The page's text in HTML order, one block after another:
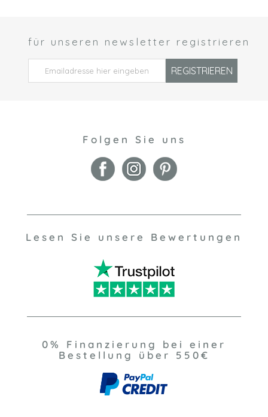
für unseren newsletter registrieren
REGISTRIEREN
Folgen Sie uns
Lesen Sie unsere Bewertungen
0% Finanzierung bei einer
Bestellung über 550€